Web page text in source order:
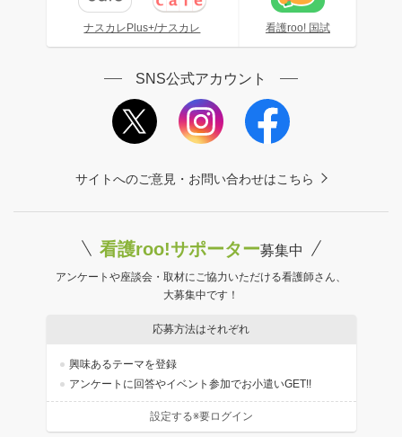
ナスカレPlus+/ナスカレ 看護roo! 国試
SNS公式アカウント
サイトへのご意見・お問い合わせはこちら
看護roo!サポーター募集中
アンケートや座談会・取材にご協力いただける看護師さん、
大募集中です！
応募方法はそれぞれ
興味あるテーマを登録
アンケートに回答やイベント参加でお小遣いGET!!
設定する※要ログイン